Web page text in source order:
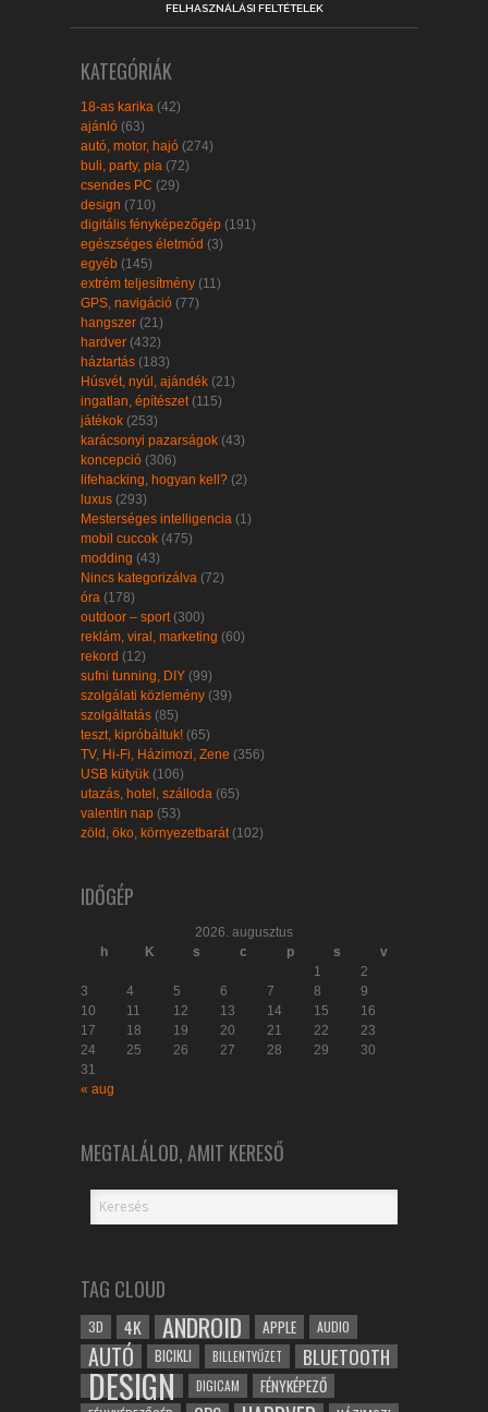
FELHASZNÁLÁSI FELTÉTELEK
KATEGÓRIÁK
18-as karika (42)
ajánló (63)
autó, motor, hajó (274)
buli, party, pia (72)
csendes PC (29)
design (710)
digitális fényképezőgép (191)
egészséges életmód (3)
egyéb (145)
extrém teljesítmény (11)
GPS, navigáció (77)
hangszer (21)
hardver (432)
háztartás (183)
Húsvét, nyúl, ajándék (21)
ingatlan, építészet (115)
játékok (253)
karácsonyi pazarságok (43)
koncepció (306)
lifehacking, hogyan kell? (2)
luxus (293)
Mesterséges intelligencia (1)
mobil cuccok (475)
modding (43)
Nincs kategorizálva (72)
óra (178)
outdoor – sport (300)
reklám, viral, marketing (60)
rekord (12)
sufni tunning, DIY (99)
szolgálati közlemény (39)
szolgáltatás (85)
teszt, kipróbáltuk! (65)
TV, Hi-Fi, Házimozi, Zene (356)
USB kütyük (106)
utazás, hotel, szálloda (65)
valentin nap (53)
zöld, öko, környezetbarát (102)
IDŐGÉP
2026. augusztus
h
K s c p s
v
1
2
3
4 5 6 7 8
9
10
11 12 13 14 15
16
17
18 19 20 21 22
23
24
25 26 27 28 29
30
31
« aug
MEGTALÁLOD, AMIT KERESŐ
TAG CLOUD
3D 4K ANDROID APPLE AUDIO
AUTÓ BICIKLI BILLENTYŰZET BLUETOOTH
DESIGN DIGICAM FÉNYKÉPEZŐ